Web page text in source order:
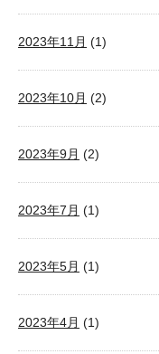
2023年11月 (1)
2023年10月 (2)
2023年9月 (2)
2023年7月 (1)
2023年5月 (1)
2023年4月 (1)